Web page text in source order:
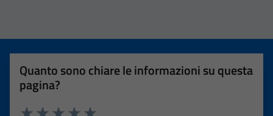
Quanto sono chiare le informazioni su questa
pagina?